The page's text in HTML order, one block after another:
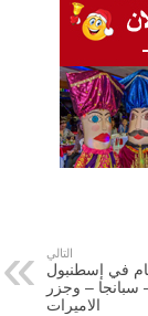
التالي
سياحي 8 أيام في إسطنبول
– وجزر
الاميرات